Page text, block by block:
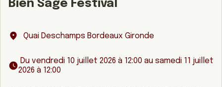
Bien Sage Festival
Quai Deschamps Bordeaux Gironde
2026 à 12:00